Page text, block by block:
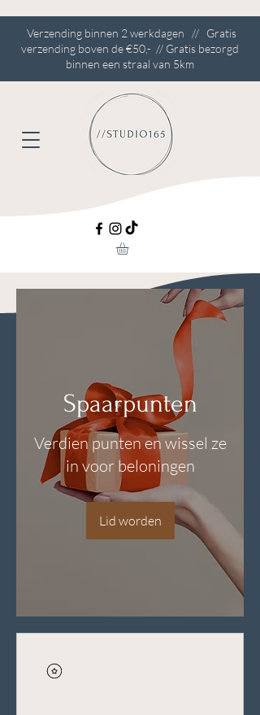
Verzending binnen 2 werkdagen // Gratis
verzending boven de €50,- // Gratis bezorgd
binnen een straal van 5km
Spaarpunten
Verdien punten en wissel ze
in voor beloningen
Lid worden